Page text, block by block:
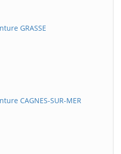
GRASSE
CAGNES-SUR-MER